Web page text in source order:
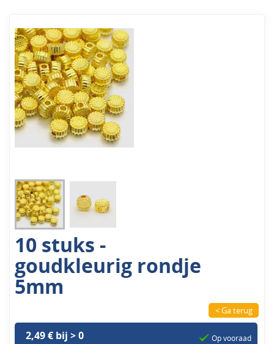
10 stuks -
goudkleurig rondje
5mm
< Ga terug
2,49 € bij > 0
Op vooraad